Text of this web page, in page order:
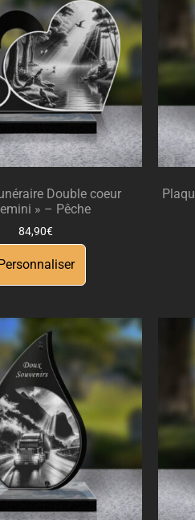
Double coeur
» – Pêche
84,90€
Personnaliser